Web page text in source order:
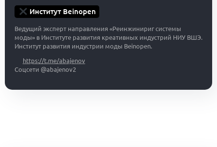
Институт Beinopen
Ведущий эксперт направления «Реинжинириг системы
моды» в Институте развития креативных индустрий НИУ ВШЭ.
Институт развития индустрии моды Beinopen.
https://t.me/abajenov
Соцсети @abajenov2